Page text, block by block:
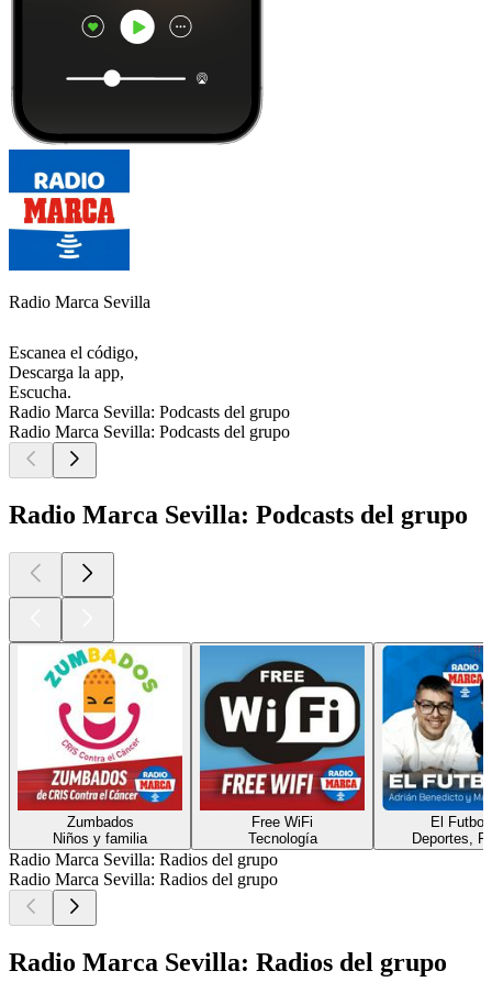
Radio Marca Sevilla
Escanea el código,
Descarga la app,
Escucha.
Radio Marca Sevilla: Podcasts del grupo
Radio Marca Sevilla: Podcasts del grupo
Radio Marca Sevilla: Podcasts del grupo
Zumbados
Niños y familia
Free WiFi
Tecnología
El
Deportes,
Radio Marca Sevilla: Radios del grupo
Radio Marca Sevilla: Radios del grupo
Radio Marca Sevilla: Radios del grupo